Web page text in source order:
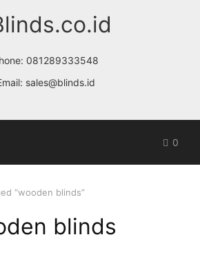
081289333548
sales@blinds.id
0
“wooden blinds”
blinds